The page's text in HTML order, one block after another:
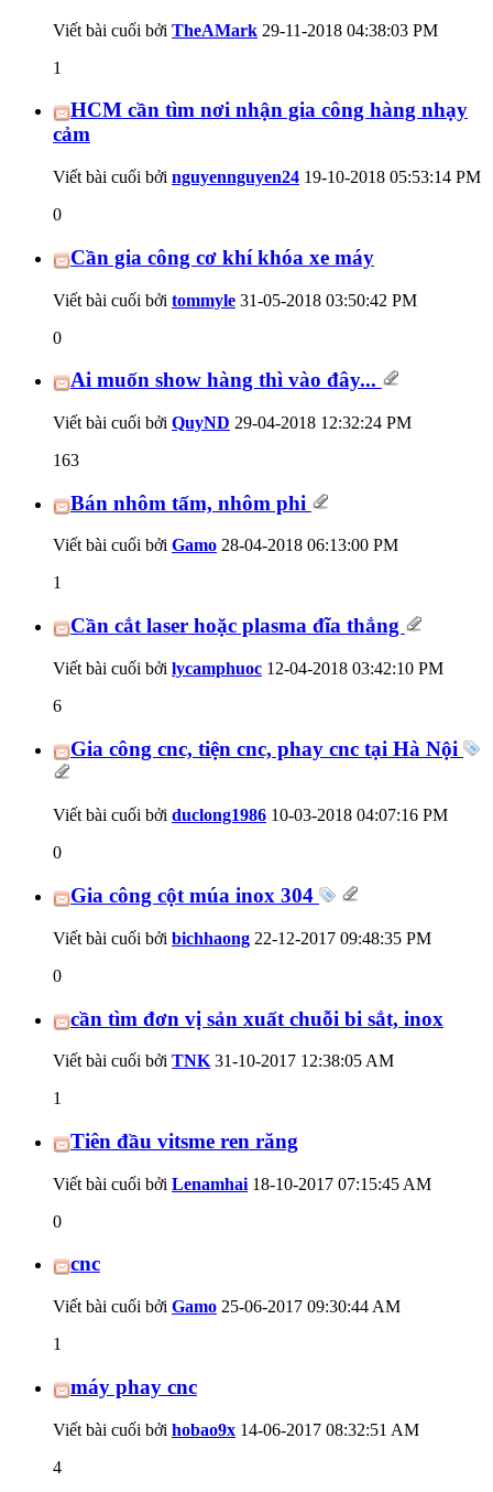
Viết bài cuối bởi TheAMark 29-11-2018 04:38:03 PM
1
HCM cần tìm nơi nhận gia công hàng nhạy
cảm
Viết bài cuối bởi nguyennguyen24 19-10-2018 05:53:14 PM
0
Cần gia công cơ khí khóa xe máy
Viết bài cuối bởi tommyle 31-05-2018 03:50:42 PM
0
Ai muốn show hàng thì vào đây...
Viết bài cuối bởi QuyND 29-04-2018 12:32:24 PM
163
Bán nhôm tấm, nhôm phi
Viết bài cuối bởi Gamo 28-04-2018 06:13:00 PM
1
Cần cắt laser hoặc plasma đĩa thắng
Viết bài cuối bởi lycamphuoc 12-04-2018 03:42:10 PM
6
Gia công cnc, tiện cnc, phay cnc tại Hà Nội
Viết bài cuối bởi duclong1986 10-03-2018 04:07:16 PM
0
Gia công cột múa inox 304
Viết bài cuối bởi bichhaong 22-12-2017 09:48:35 PM
0
cần tìm đơn vị sản xuất chuỗi bi sắt, inox
Viết bài cuối bởi TNK 31-10-2017 12:38:05 AM
1
Tiên đầu vitsme ren răng
Viết bài cuối bởi Lenamhai 18-10-2017 07:15:45 AM
0
cnc
Viết bài cuối bởi Gamo 25-06-2017 09:30:44 AM
1
máy phay cnc
Viết bài cuối bởi hobao9x 14-06-2017 08:32:51 AM
4